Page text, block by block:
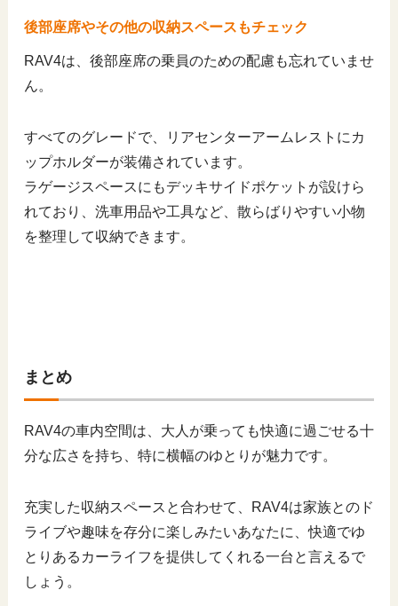
後部座席やその他の収納スペースもチェック
RAV4は、後部座席の乗員のための配慮も忘れていませ
ん。
すべてのグレードで、リアセンターアームレストにカ
ップホルダーが装備されています。
ラゲージスペースにもデッキサイドポケットが設けら
れており、洗車用品や工具など、散らばりやすい小物
を整理して収納できます。
まとめ
RAV4の車内空間は、大人が乗っても快適に過ごせる十
分な広さを持ち、特に横幅のゆとりが魅力です。
充実した収納スペースと合わせて、RAV4は家族とのド
ライブや趣味を存分に楽しみたいあなたに、快適でゆ
とりあるカーライフを提供してくれる一台と言えるで
しょう。